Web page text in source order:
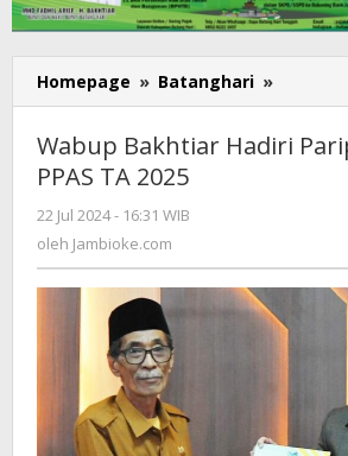
Homepage » Batanghari »
Wabup Bakhtiar Hadiri
PPAS TA 2025
22 Jul 2024 - 16:31 WIB
oleh Jambioke.com